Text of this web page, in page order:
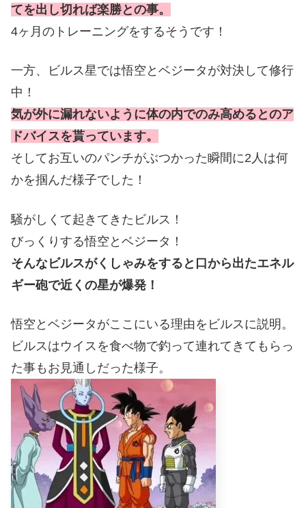
てを出し切れば楽勝との事。
4ヶ月のトレーニングをするそうです！
一方、ビルス星では悟空とベジータが対決して修行
中！
気が外に漏れないように体の内でのみ高めるとのア
ドバイスを貰っています。
そしてお互いのパンチがぶつかった瞬間に2人は何
かを掴んだ様子でした！
騒がしくて起きてきたビルス！
びっくりする悟空とベジータ！
そんなビルスがくしゃみをすると口から出たエネル
ギー砲で近くの星が爆発！
悟空とベジータがここにいる理由をビルスに説明。
ビルスはウイスを食べ物で釣って連れてきてもらっ
た事もお見通しだった様子。